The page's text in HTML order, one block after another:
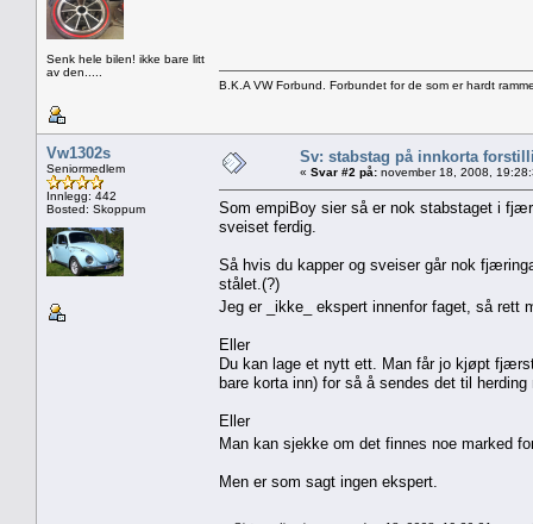
Senk hele bilen! ikke bare litt
av den.....
B.K.A VW Forbund. Forbundet for de som er hardt
Vw1302s
Seniormedlem
Innlegg: 442
Bosted: Skoppum
Sv: stabstag på innkorta
« Svar #2 på: november 18, 2008,
Som empiBoy sier så er nok stabstaget i
sveiset ferdig.
Så hvis du kapper og sveiser går nok
stålet.(?)
Jeg er _ikke_ ekspert innenfor faget, så rett
Eller
Du kan lage et nytt ett. Man får jo kjøpt
bare korta inn) for så å sendes det til
Eller
Man kan sjekke om det finnes noe marked
Men er som sagt ingen ekspert.